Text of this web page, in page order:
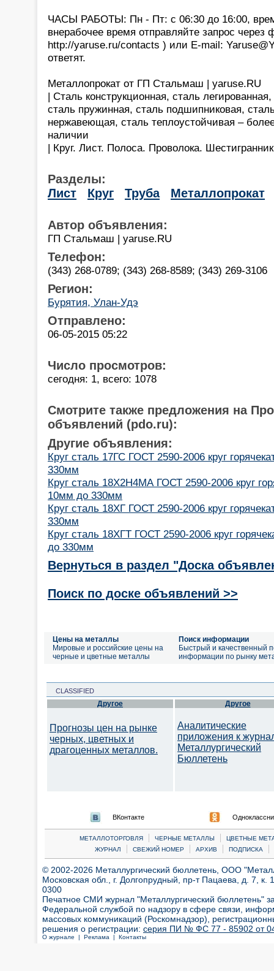
ЧАСЫ РАБОТЫ: Пн - Пт: с 06:30 до 16:00,
внерабочее время отправляйте запрос через
http://yaruse.ru/contacts ) или E-mail:
ответят.
Металлопрокат от ГП Стальмаш | yaruse.RU
| Сталь конструкционная, сталь
сталь пружинная, сталь подшипниковая,
нержавеющая, сталь теплоустойчивая –
наличии
| Круг. Лист. Полоса. Проволока.
Разделы:
Лист
Круг Труба Металлопрокат
Автор объявления:
ГП Стальмаш | yaruse.RU
Телефон:
(343) 268-0789; (343) 268-8589; (343) 269-3106
Регион:
Бурятия, Улан-Удэ
Отправлено:
06-05-2015 05:22
Число просмотров:
сегодня: 1, всего: 1078
Смотрите также предложения на
объявлений (pdo.ru):
Другие объявления:
Круг сталь 17ГС ГОСТ 2590-2006 круг
330мм
Круг сталь 18Х2Н4МА ГОСТ 2590-2006 круг
10мм до 330мм
Круг сталь 18ХГ ГОСТ 2590-2006 круг
330мм
Круг сталь 18ХГТ ГОСТ 2590-2006 круг
до 330мм
Вернуться в раздел "Доска
Поиск по доске объявлений >>
Цены на металлы
Мировые и российские цены на
черные и цветные металлы
Поиск информации
Быстрый и качественный
информации по рынку
CLASSIFIED
Другое
Прогнозы цен на рынке
черных, цветных и
драгоценных металлов.
Другое
Аналитические
приложения к
Металлургический
Бюллетень
ВКонтакте
МЕТАЛЛОТОРГОВЛЯ | ЧЕРНЫЕ МЕТАЛЛЫ |
ЦВЕТНЫЕ
ЖУРНАЛ
| СВЕЖИЙ НОМЕР | АРХИВ | ПОДПИСКА |
© 2002-2026 Металлургический бюллетень, ООО
Московская обл., г. Долгопрудный, пр-т Пацаева, д. 7,
0300
Печатное СМИ журнал "Металлургический бюллетень"
Федеральной службой по надзору в сфере связи,
массовых коммуникаций (Роскомнадзор),
решения о регистрации: серия ПИ № ФС 77 - 85902 от 04
О журнале | Реклама | Контакты